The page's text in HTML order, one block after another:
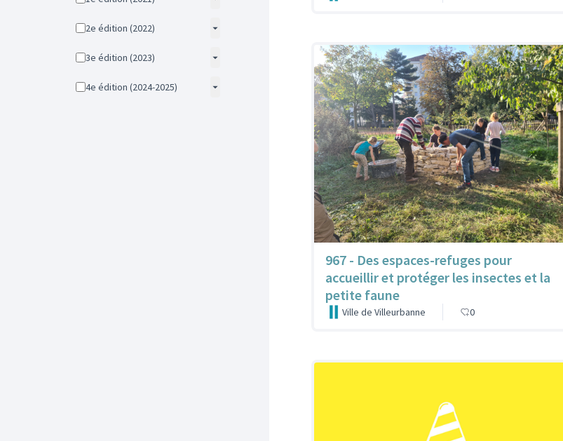
2e édition (2022)
3e édition (2023)
4e édition (2024-2025)
967 - Des espaces-refuges pour
accueillir et protéger les insectes et la
petite faune
Ville de Villeurbanne 0